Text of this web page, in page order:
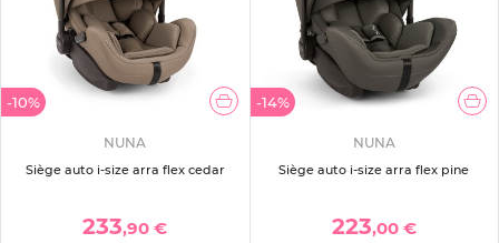
-10%
NUNA
Siège auto i-size arra flex cedar
233,90 €
-14%
NUNA
Siège auto i-size arra flex pine
223,00 €